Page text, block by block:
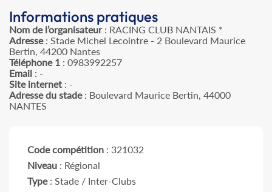
Informations pratiques
Nom de l’organisateur: RACING CLUB NANTAIS *
Adresse: Stade Michel Lecointre - 2 Boulevard Maurice
Bertin, 44200 Nantes
Téléphone 1 : 0983992257
Email : -
Site internet : -
Adresse du stade: Boulevard Maurice Bertin, 44000
NANTES
Code compétition : 321032
Niveau : Régional
Type: Stade / Inter-Clubs